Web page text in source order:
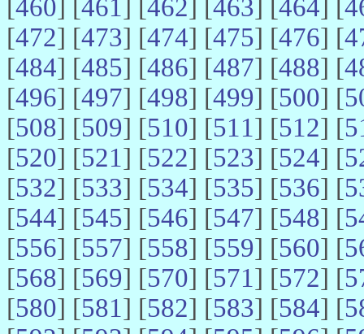
[460] [461] [462] [463] [464] [
[472] [473] [474] [475] [476] [
[484] [485] [486] [487] [488] [
[496] [497] [498] [499] [500] [
[508] [509] [510] [511] [512] [
[520] [521] [522] [523] [524] [
[532] [533] [534] [535] [536] [
[544] [545] [546] [547] [548] [
[556] [557] [558] [559] [560] [
[568] [569] [570] [571] [572] [
[580] [581] [582] [583] [584] [